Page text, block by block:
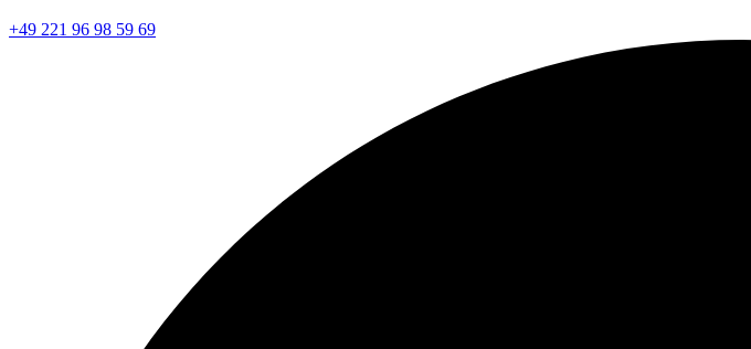
+49 221 96 98 59 69